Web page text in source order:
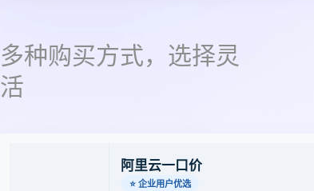
多种购买方式，选择灵
活
阿里云一口价
⭐ 企业用户优选